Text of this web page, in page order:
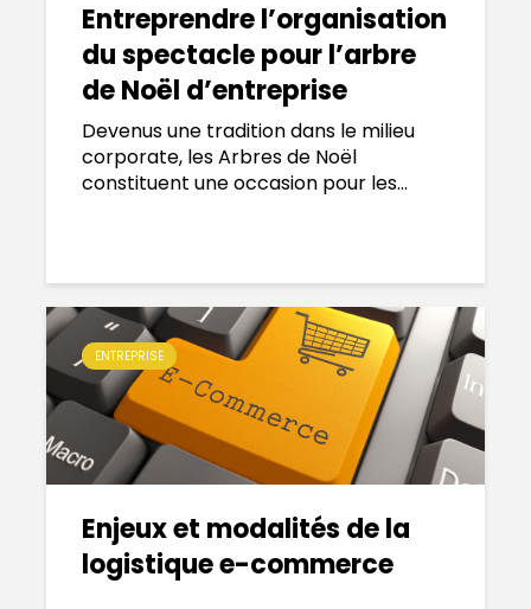
Entreprendre l’organisation
du spectacle pour l’arbre
de Noël d’entreprise
Devenus une tradition dans le milieu
corporate, les Arbres de Noël
constituent une occasion pour les...
ENTREPRISE
Enjeux et modalités de la
logistique e-commerce